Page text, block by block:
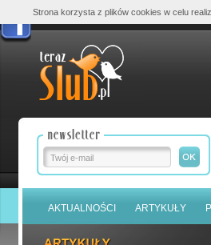
AKTUALNOŚCI ARTYKUŁY
Strona korzysta z plików cookies w celu